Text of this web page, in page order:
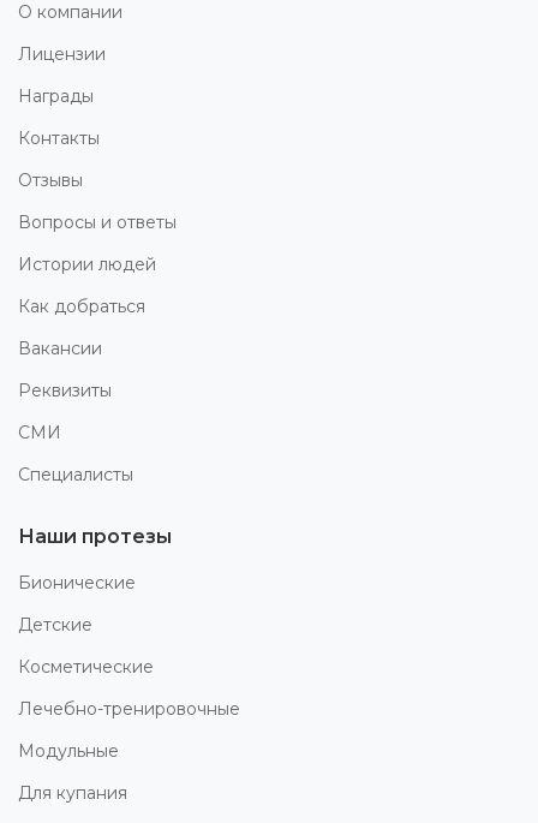
О компании
Лицензии
Награды
Контакты
Отзывы
Вопросы и ответы
Истории людей
Как добраться
Вакансии
Реквизиты
СМИ
Специалисты
Наши протезы
Бионические
Детские
Косметические
Лечебно-тренировочные
Модульные
Для купания